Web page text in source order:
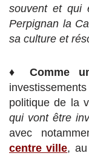
souvent et qui
Perpignan la
sa culture et
♦Comme
politique de la
qui vont être
avec
centre ville, au